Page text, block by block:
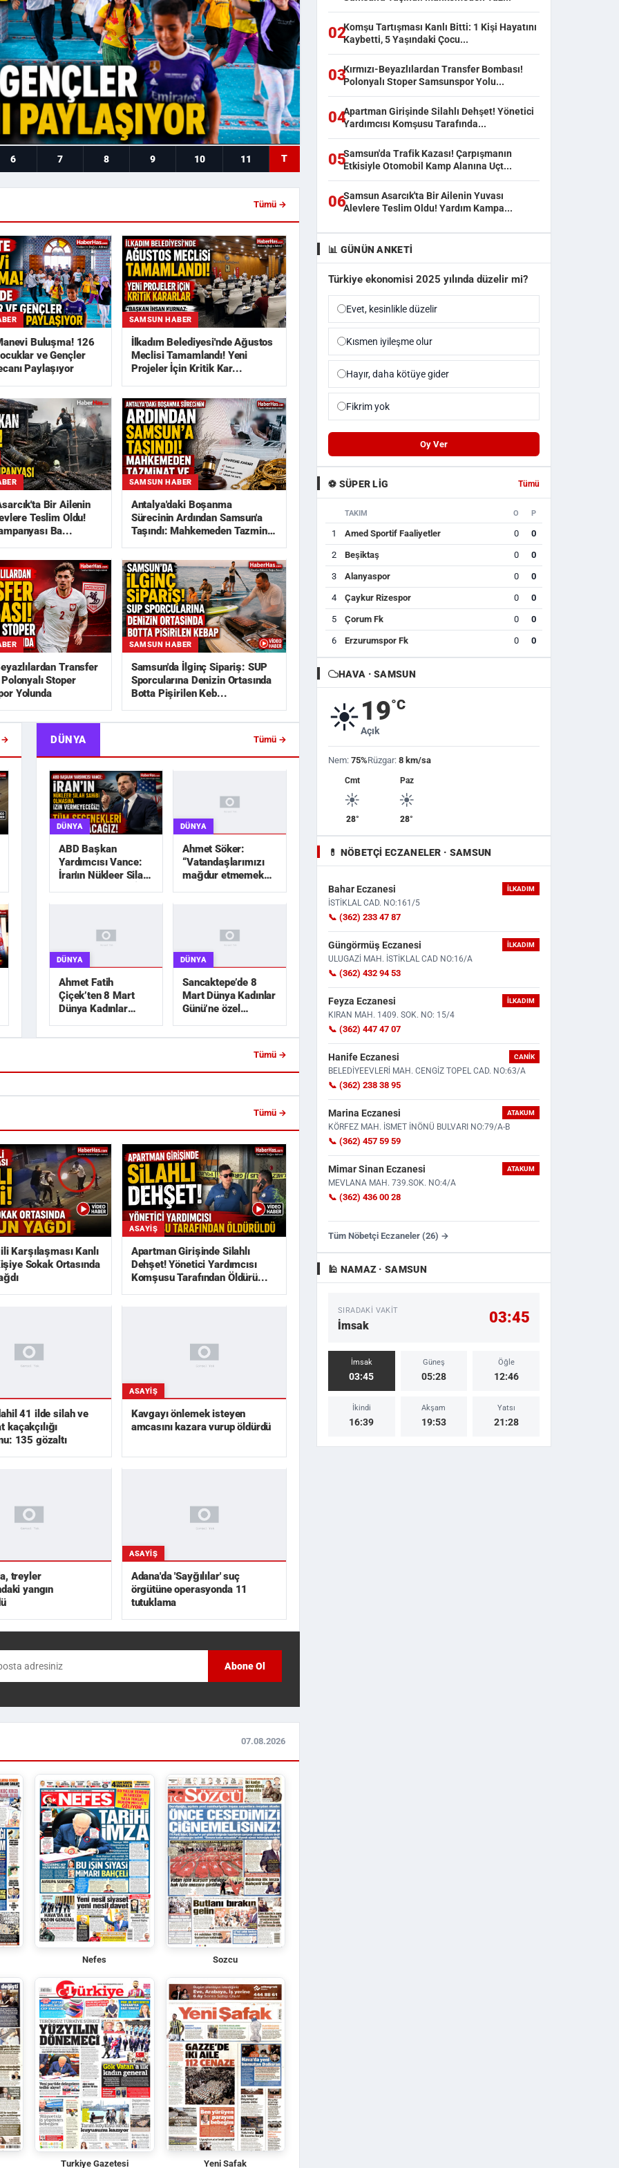
6 7 8 9 10 11 T
Tümü →
Buluşma! 126
ve Gençler
Paylaşıyor
SAMSUN HABER
İlkadım Belediyesi'nde Ağustos
Meclisi Tamamlandı! Yeni
Projeler İçin Kritik Kar...
Bir Ailenin
Teslim Oldu!
Ba...
SAMSUN HABER
Antalya'daki Boşanma
Sürecinin Ardından Samsun'a
Taşındı: Mahkemeden Tazminat
Transfer
Stoper
Yolunda
SAMSUN HABER
Samsun'da İlginç Sipariş: SUP
Sporcularına Denizin Ortasında
Botta Pişirilen Keb...
→ DÜNYA Tümü →
DÜNYA
ABD Başkan
Yardımcısı Vance:
İran'ın Nükleer Silah
DÜNYA
Ahmet Söker:
“Vatandaşlarımızı
mağdur etmemek
DÜNYA
Ahmet Fatih
Çiçek’ten 8 Mart
Dünya Kadınlar
DÜNYA
Sancaktepe’de 8
Mart Dünya Kadınlar
Günü’ne özel
Tümü →
Akın Gürlek: "Şehit Ailelerinin
Antalya'daki Boşanma Sürecinin
Ardından Samsun'a Taşındı...
Samsun'da Trafik Kazası!
Çarpışmanın Etkisiyle
Tümü →
Karşılaşması Kanlı
Sokak Ortasında
ASAYIŞ
Apartman Girişinde Silahlı
Dehşet! Yönetici Yardımcısı
Komşusu Tarafından Öldürü...
41 ilde silah ve
kaçakçılığı
135 gözaltı
ASAYIŞ
Kavgayı önlemek isteyen
amcasını kazara vurup öldürdü
treyler
yangın
ASAYIŞ
Adana'da 'Sayğılılar' suç
örgütüne operasyonda 11
tutuklama
Abone Ol
07.08.2026
Nefes Sozcu
Turkiye Gazetesi Yeni Safak
02Komşu Tartışması Kanlı Bitti: 1 Kişi Hayatını
Kaybetti, 5 Yaşındaki Çocu...
03Kırmızı-Beyazlılardan Transfer Bombası!
Polonyalı Stoper Samsunspor Yolu...
04Apartman Girişinde Silahlı Dehşet! Yönetici
Yardımcısı Komşusu Tarafında...
05Samsun'da Trafik Kazası! Çarpışmanın
Etkisiyle Otomobil Kamp Alanına Uçt...
06Samsun Asarcık'ta Bir Ailenin Yuvası
Alevlere Teslim Oldu! Yardım Kampa...
📊 GÜNÜN ANKETI
Türkiye ekonomisi 2025 yılında düzelir mi?
Evet, kesinlikle düzelir
Kısmen iyileşme olur
Hayır, daha kötüye gider
Fikrim yok
Oy Ver
⚽ SÜPER LIG Tümü
TAKIM O P
1 Amed Sportif Faaliyetler 0 0
2 Beşiktaş 0 0
3 Alanyaspor 0 0
4 Çaykur Rizespor 0 0
5 Çorum Fk 0 0
6 Erzurumspor Fk 0 0
HAVA · SAMSUN
☀️19°C
Açık
Nem: 75%Rüzgar: 8 km/sa
Cmt
☀️
28°
Paz
☀️
28°
💊 NÖBETÇI ECZANELER · SAMSUN
Bahar Eczanesi İLKADIM
İSTİKLAL CAD. NO:161/5
📞 (362) 233 47 87
Güngörmüş Eczanesi İLKADIM
ULUGAZİ MAH. İSTİKLAL CAD NO:16/A
📞 (362) 432 94 53
Feyza Eczanesi İLKADIM
KIRAN MAH. 1409. SOK. NO: 15/4
📞 (362) 447 47 07
Hanife Eczanesi CANIK
BELEDİYEEVLERİ MAH. CENGİZ TOPEL CAD. NO:63/A
📞 (362) 238 38 95
Marina Eczanesi ATAKUM
KÖRFEZ MAH. İSMET İNÖNÜ BULVARI NO:79/A-B
📞 (362) 457 59 59
Mimar Sinan Eczanesi ATAKUM
MEVLANA MAH. 739.SOK. NO:4/A
📞 (362) 436 00 28
Tüm Nöbetçi Eczaneler (26) →
🕌 NAMAZ · SAMSUN
SIRADAKI VAKIT
İmsak 03:45
İmsak
03:45
Güneş
05:28
Öğle
12:46
İkindi
16:39
Akşam
19:53
Yatsı
21:28